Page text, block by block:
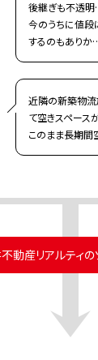
後継ぎも不透
今のうちに値段
するのもありか
近隣の新築物流
て空きスペース
このまま長期間
動産リアルティの